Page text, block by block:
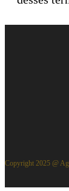
Copyright 2025 @